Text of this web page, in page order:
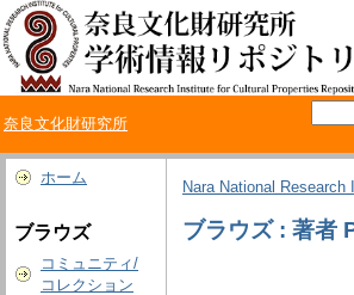
奈良文化財研究所
ホーム
ブラウズ
コミュニティ/
コレクション
Nara National
ブラウズ : 著者